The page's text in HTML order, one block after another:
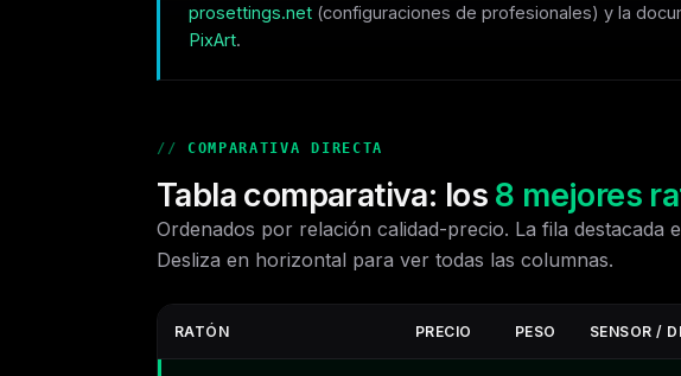
prosettings.net (configuraciones de profesionales) y la
PixArt.
COMPARATIVA DIRECTA
Tabla comparativa: los 8 mejores
Ordenados por relación calidad-precio. La fila destacada
Desliza en horizontal para ver todas las columnas.
RATÓN PRECIO PESO SENSOR /